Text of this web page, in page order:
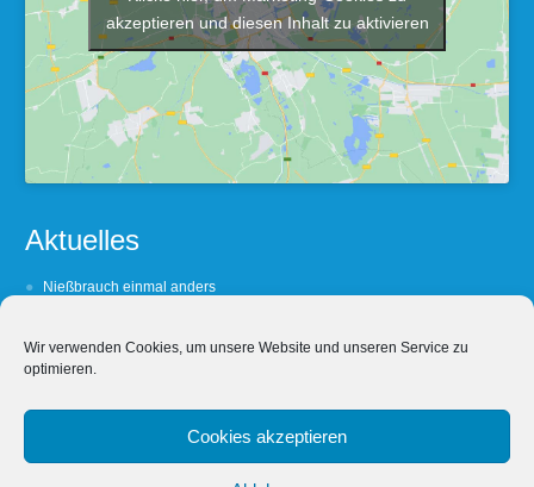
Wir verwenden Cookies, um unsere Website und unseren Service zu
optimieren.
Cookies akzeptieren
akzeptieren und diesen Inhalt zu aktivieren
Aktuelles
Nießbrauch einmal anders
Dorle’s Darlehen
Wer hat an der Uhr gedreht?